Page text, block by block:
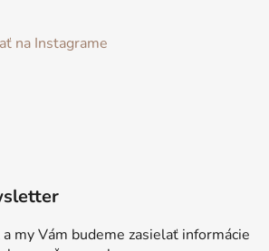
na Instagrame
my Vám budeme zasielať informácie